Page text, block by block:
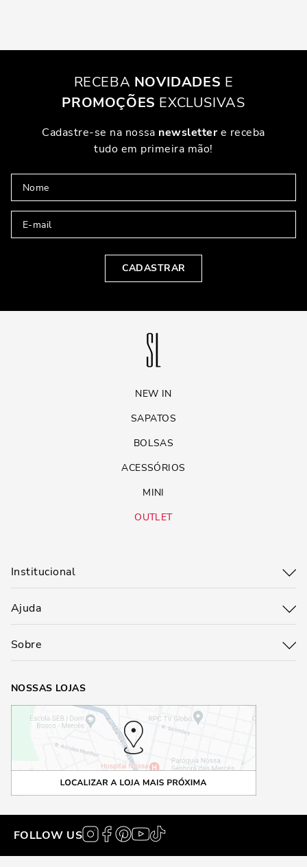
RECEBA NOVIDADES E
PROMOÇÕES EXCLUSIVAS
Cadastre-se na nossa newslettere receba
tudo em primeira mão!
CADASTRAR
NEW IN
SAPATOS
BOLSAS
ACESSÓRIOS
MINI
OUTLET
Institucional
Ajuda
Sobre
NOSSAS LOJAS
FOLLOW US